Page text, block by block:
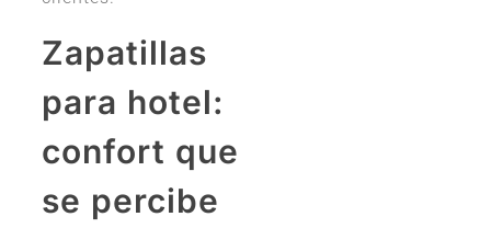
Zapatillas
para hotel:
confort que
se percibe